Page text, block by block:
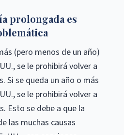
prolongada es
(pero menos de un año)
se le prohibirá volver a
Si se queda un año o más
se le prohibirá volver a
Esto se debe a que la
las muchas causas